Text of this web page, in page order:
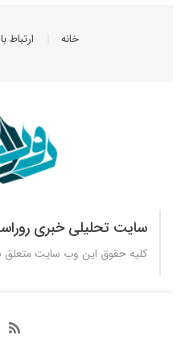
خانه ارتباط
سایت تحلیلی خبری
کلیه حقوق این وب سایت متعلق